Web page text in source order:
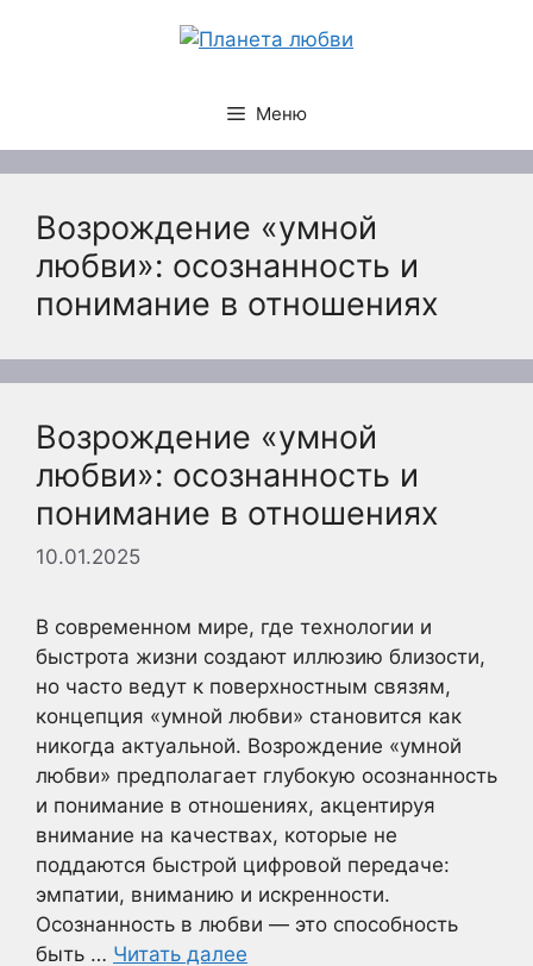
Меню
Возрождение «умной
любви»: осознанность и
понимание в отношениях
Возрождение «умной
любви»: осознанность и
понимание в отношениях
10.01.2025
В современном мире, где технологии и
быстрота жизни создают иллюзию близости,
но часто ведут к поверхностным связям,
концепция «умной любви» становится как
никогда актуальной. Возрождение «умной
любви» предполагает глубокую осознанность
и понимание в отношениях, акцентируя
внимание на качествах, которые не
поддаются быстрой цифровой передаче:
эмпатии, вниманию и искренности.
Осознанность в любви — это способность
быть … Читать далее